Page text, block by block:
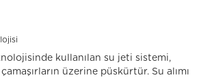
kullanılan su jeti sistemi,
üzerine püskürtür. Su alımı